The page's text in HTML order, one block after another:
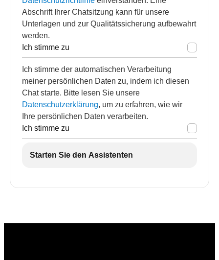
Abschrift Ihrer Chatsitzung kann für unsere
Unterlagen und zur Qualitätssicherung aufbewahrt
werden.
Ich stimme zu
Ich stimme der automatischen Verarbeitung
meiner persönlichen Daten zu, indem ich diesen
Chat starte. Bitte lesen Sie unsere
Datenschutzerklärung, um zu erfahren, wie wir
Ihre persönlichen Daten verarbeiten.
Ich stimme zu
Starten Sie den Assistenten